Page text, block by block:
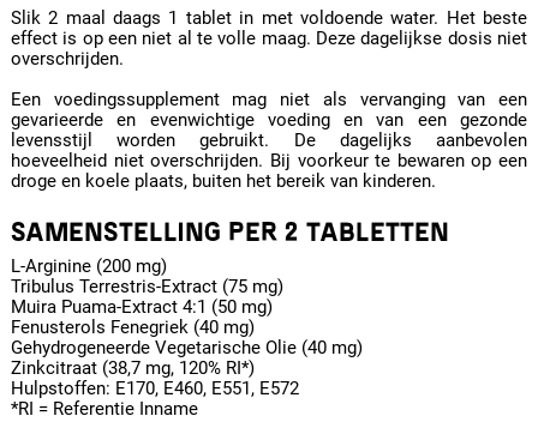
Slik 2 maal daags 1 tablet in met voldoende water. Het beste
effect is op een niet al te volle maag. Deze dagelijkse dosis niet
overschrijden.
Een voedingssupplement mag niet als vervanging van een
gevarieerde en evenwichtige voeding en van een gezonde
levensstijl worden gebruikt. De dagelijks aanbevolen
hoeveelheid niet overschrijden. Bij voorkeur te bewaren op een
droge en koele plaats, buiten het bereik van kinderen.
SAMENSTELLING PER 2 TABLETTEN
L-Arginine (200 mg)
Tribulus Terrestris-Extract (75 mg)
Muira Puama-Extract 4:1 (50 mg)
Fenusterols Fenegriek (40 mg)
Gehydrogeneerde Vegetarische Olie (40 mg)
Zinkcitraat (38,7 mg, 120% RI*)
Hulpstoffen: E170, E460, E551, E572
*RI = Referentie Inname